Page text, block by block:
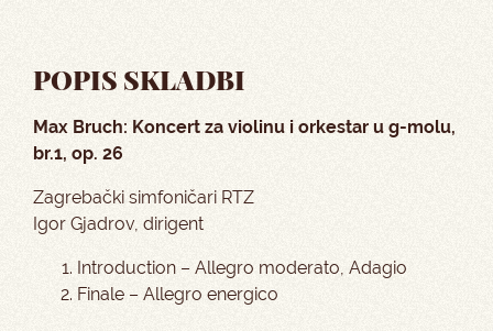
POPIS SKLADBI
Max Bruch: Koncert za violinu i orkestar u g-molu,
br.1, op. 26
Zagrebački simfoničari RTZ
Igor Gjadrov, dirigent
Introduction – Allegro moderato, Adagio
Finale – Allegro energico